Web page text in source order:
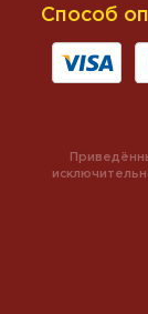
Способ